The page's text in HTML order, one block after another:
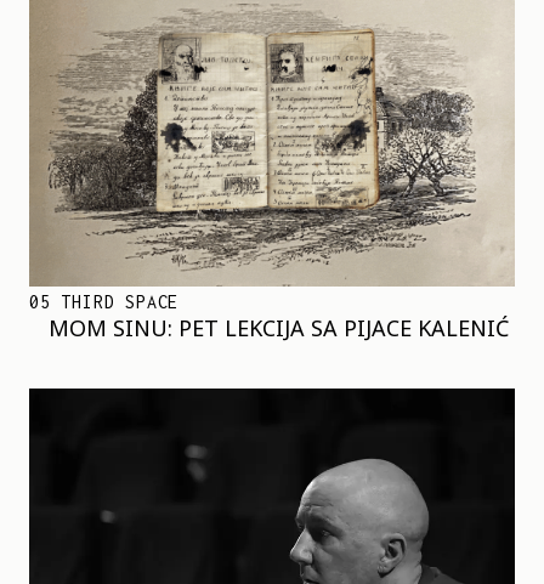
05 THIRD SPACE
MOM SINU: PET LEKCIJA SA PIJACE KALENIĆ